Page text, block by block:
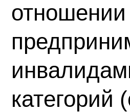
категорий